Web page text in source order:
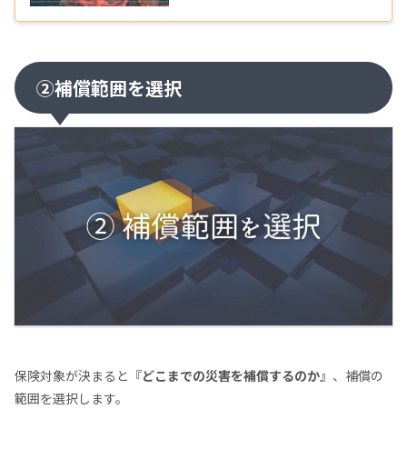
②補償範囲を選択
保険対象が決まると『どこまでの災害を補償するのか』、補償の
範囲を選択します。